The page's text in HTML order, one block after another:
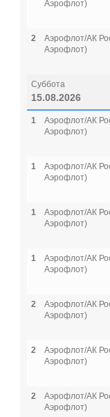
Аэрофлот)
2
Аэрофлот/АК
Аэрофлот)
Суббота
15.08.2026
1
Аэрофлот/АК
Аэрофлот)
1
Аэрофлот/АК
Аэрофлот)
1
Аэрофлот/АК
Аэрофлот)
1
Аэрофлот/АК
Аэрофлот)
2
Аэрофлот/АК
Аэрофлот)
2
Аэрофлот/АК
Аэрофлот)
2
Аэрофлот/АК
Аэрофлот)